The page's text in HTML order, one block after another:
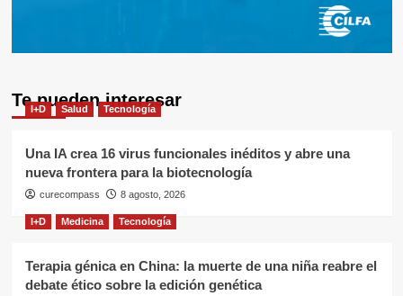
Te pueden interesar
I+D Salud Tecnología
Una IA crea 16 virus funcionales inéditos y abre una
nueva frontera para la biotecnología
curecompass 8 agosto, 2026
I+D Medicina Tecnología
Terapia génica en China: la muerte de una niña reabre el
debate ético sobre la edición genética